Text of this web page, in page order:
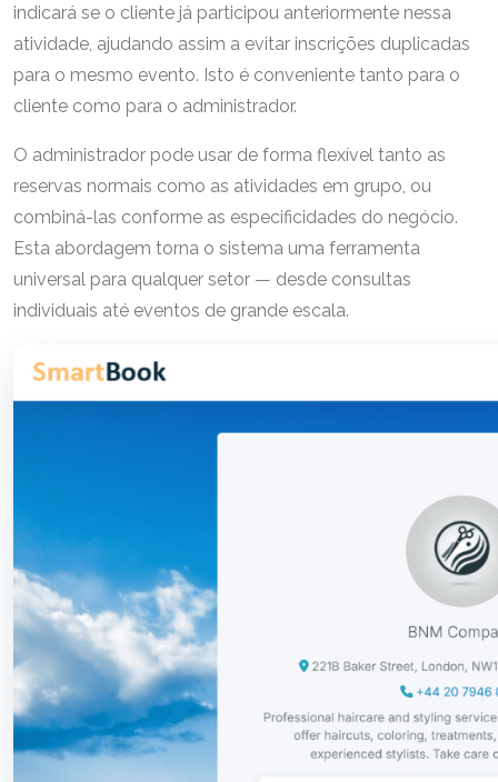
indicará se o cliente já participou anteriormente nessa
atividade, ajudando assim a evitar inscrições duplicadas
para o mesmo evento. Isto é conveniente tanto para o
cliente como para o administrador.
O administrador pode usar de forma flexível tanto as
reservas normais como as atividades em grupo, ou
combiná-las conforme as especificidades do negócio.
Esta abordagem torna o sistema uma ferramenta
universal para qualquer setor — desde consultas
individuais até eventos de grande escala.